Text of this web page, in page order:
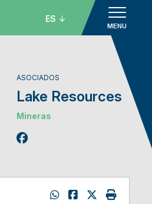
MENU
ES
ASOCIADOS
Lake Resources
Mineras